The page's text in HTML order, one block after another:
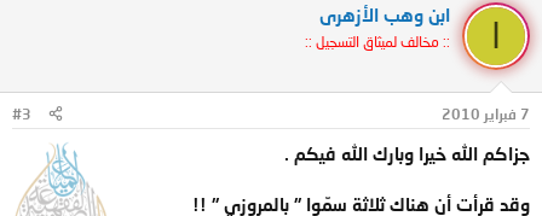
ابن وهب الأزهرى
:: مخالف لميثاق التسجيل ::
7 فبراير 2010 #3
جزاكم الله خيرا وبارك الله فيكم .
وقد قرأت أن هناك ثلاثة سمّوا " بالمروزي " !!